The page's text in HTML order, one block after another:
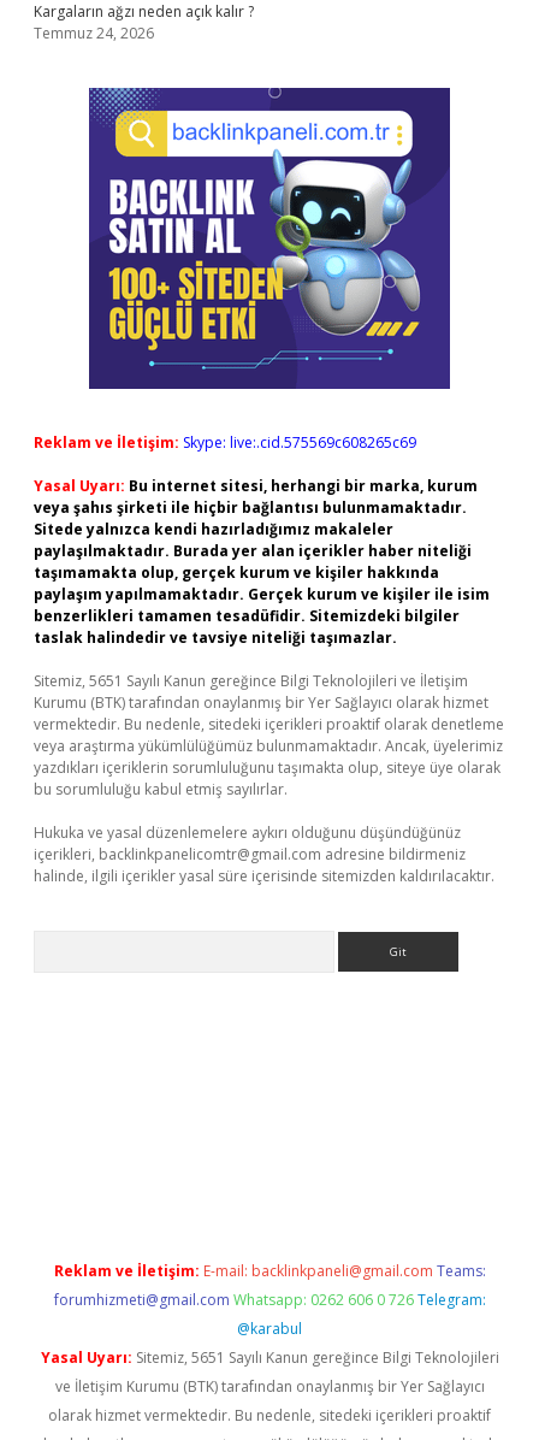
Kargaların ağzı neden açık kalır ?
Temmuz 24, 2026
Reklam ve İletişim: Skype: live:.cid.575569c608265c69
Yasal Uyarı: Bu internet sitesi, herhangi bir marka, kurum
veya şahıs şirketi ile hiçbir bağlantısı bulunmamaktadır.
Sitede yalnızca kendi hazırladığımız makaleler
paylaşılmaktadır. Burada yer alan içerikler haber niteliği
taşımamakta olup, gerçek kurum ve kişiler hakkında
paylaşım yapılmamaktadır. Gerçek kurum ve kişiler ile isim
benzerlikleri tamamen tesadüfidir. Sitemizdeki bilgiler
taslak halindedir ve tavsiye niteliği taşımazlar.
Sitemiz, 5651 Sayılı Kanun gereğince Bilgi Teknolojileri ve İletişim
Kurumu (BTK) tarafından onaylanmış bir Yer Sağlayıcı olarak hizmet
vermektedir. Bu nedenle, sitedeki içerikleri proaktif olarak denetleme
veya araştırma yükümlülüğümüz bulunmamaktadır. Ancak, üyelerimiz
yazdıkları içeriklerin sorumluluğunu taşımakta olup, siteye üye olarak
bu sorumluluğu kabul etmiş sayılırlar.
Hukuka ve yasal düzenlemelere aykırı olduğunu düşündüğünüz
içerikleri, backlinkpanelicomtr@gmail.com adresine bildirmeniz
halinde, ilgili içerikler yasal süre içerisinde sitemizden kaldırılacaktır.
Reklam ve İletişim: E-mail: backlinkpaneli@gmail.com Teams:
forumhizmeti@gmail.com Whatsapp: 0262 606 0 726 Telegram:
@karabul
Yasal Uyarı: Sitemiz, 5651 Sayılı Kanun gereğince Bilgi Teknolojileri
ve İletişim Kurumu (BTK) tarafından onaylanmış bir Yer Sağlayıcı
olarak hizmet vermektedir. Bu nedenle, sitedeki içerikleri proaktif